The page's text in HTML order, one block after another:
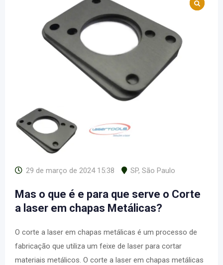
29 de março de 2024 15:38 SP, São Paulo
Mas o que é e para que serve o Corte
a laser em chapas Metálicas?
O corte a laser em chapas metálicas é um processo de
fabricação que utiliza um feixe de laser para cortar
materiais metálicos. O corte a laser em chapas metálicas